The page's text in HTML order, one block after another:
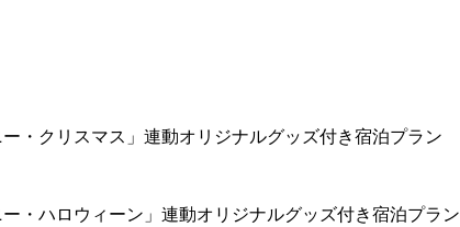
・クリスマス」連動オリジナルグッズ付き宿泊プラン
・ハロウィーン」連動オリジナルグッズ付き宿泊プラン